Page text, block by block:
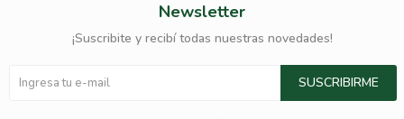
Newsletter
¡Suscribite y recibí todas nuestras novedades!
SUSCRIBIRME